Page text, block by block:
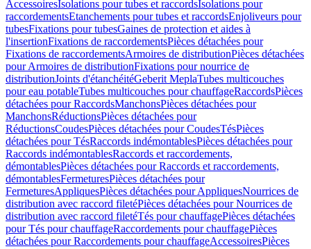
AccessoiresIsolations pour tubes et raccordsIsolations pour
raccordementsEtanchements pour tubes et raccordsEnjoliveurs pour
tubesFixations pour tubesGaines de protection et aides à
l'insertionFixations de raccordementsPièces détachées pour
Fixations de raccordementsArmoires de distributionPièces détachées
pour Armoires de distributionFixations pour nourrice de
distributionJoints d'étanchéitéGeberit MeplaTubes multicouches
pour eau potableTubes multicouches pour chauffageRaccordsPièces
détachées pour RaccordsManchonsPièces détachées pour
ManchonsRéductionsPièces détachées pour
RéductionsCoudesPièces détachées pour CoudesTésPièces
détachées pour TésRaccords indémontablesPièces détachées pour
Raccords indémontablesRaccords et raccordements,
démontablesPièces détachées pour Raccords et raccordements,
démontablesFermeturesPièces détachées pour
FermeturesAppliquesPièces détachées pour AppliquesNourrices de
distribution avec raccord filetéPièces détachées pour Nourrices de
distribution avec raccord filetéTés pour chauffagePièces détachées
pour Tés pour chauffageRaccordements pour chauffagePièces
détachées pour Raccordements pour chauffageAccessoiresPièces